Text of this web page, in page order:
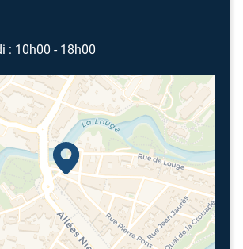
: 10h00 - 18h00